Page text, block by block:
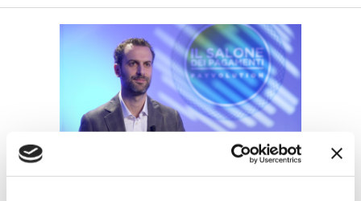
IL SALONE DEI PAGAMENTI 2024